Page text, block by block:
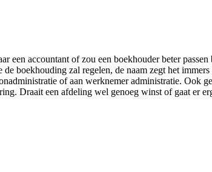
een accountant of zou een boekhouder beter
boekhouding zal regelen, de naam zegt het
of aan werknemer administratie. Ook
Draait een afdeling wel genoeg winst of gaat er